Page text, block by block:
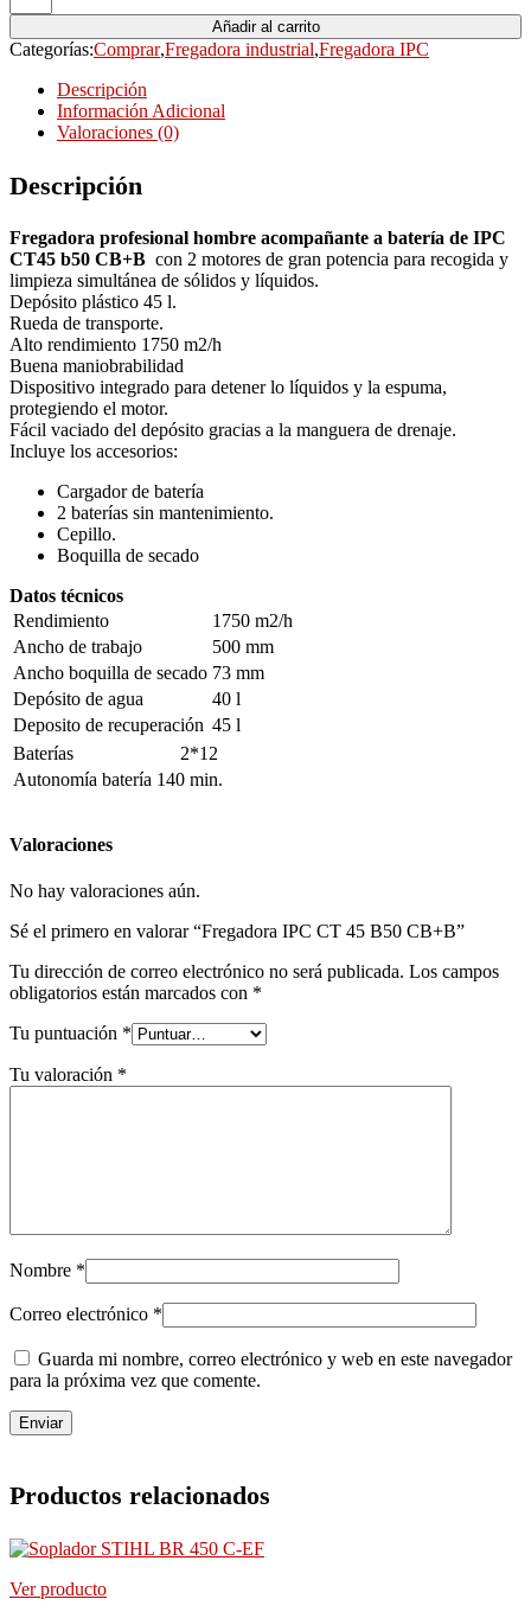
Añadir al carrito
Categorías:Comprar,Fregadora industrial,Fregadora IPC
Descripción
Información Adicional
Valoraciones (0)
Descripción
Fregadora profesional hombre acompañante a batería de IPC
CT45 b50 CB+B con 2 motores de gran potencia para recogida y
limpieza simultánea de sólidos y líquidos.
Depósito plástico 45 l.
Rueda de transporte.
Alto rendimiento 1750 m2/h
Buena maniobrabilidad
Dispositivo integrado para detener lo líquidos y la espuma,
protegiendo el motor.
Fácil vaciado del depósito gracias a la manguera de drenaje.
Incluye los accesorios:
Cargador de batería
2 baterías sin mantenimiento.
Cepillo.
Boquilla de secado
Datos técnicos
Rendimiento
1750 m2/h
Ancho de trabajo
500 mm
Ancho boquilla de secado 73 mm
Depósito de agua
40 l
Deposito de recuperación 45 l
Baterías
2*12
Autonomía batería 140 min.
Valoraciones
No hay valoraciones aún.
Sé el primero en valorar “Fregadora IPC CT 45 B50 CB+B”
Tu dirección de correo electrónico no será publicada. Los campos
obligatorios están marcados con *
Tu puntuación *
Tu valoración *
Nombre *
Correo electrónico *
Guarda mi nombre, correo electrónico y web en este navegador
para la próxima vez que comente.
Productos relacionados
Ver producto